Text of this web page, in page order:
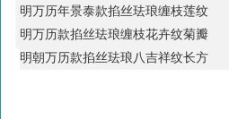
明万历年景泰款掐丝珐琅缠枝莲纹
明万历款掐丝珐琅缠枝花卉纹菊瓣
明朝万历款掐丝珐琅八吉祥纹长方